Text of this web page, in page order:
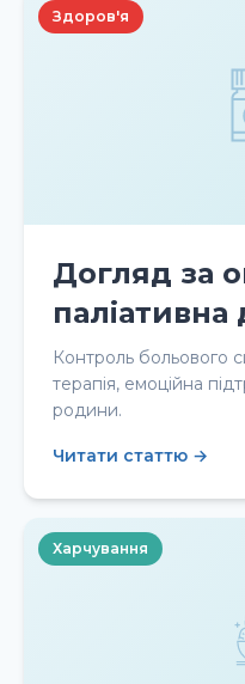
Здоров'я
Догляд за
Контроль больового
терапія, емоційна
родини.
Читати статтю →
Харчування